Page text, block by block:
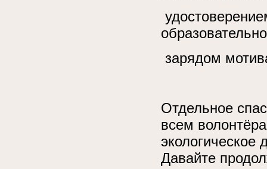
зарядом
Отдельное
всем
экологическое
Давайте